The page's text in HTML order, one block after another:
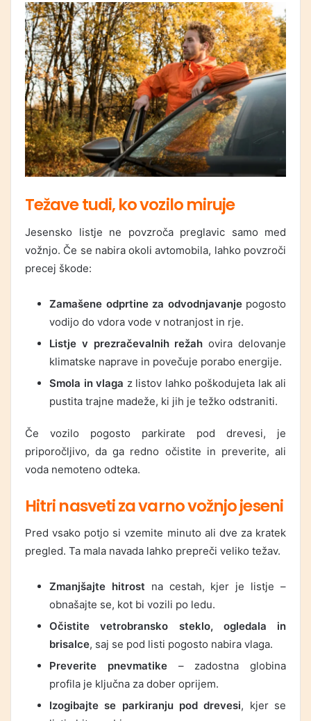
Težave tudi, ko vozilo miruje
Jesensko listje ne povzroča preglavic samo med
vožnjo. Če se nabira okoli avtomobila, lahko povzroči
precej škode:
Zamašene odprtine za odvodnjavanjepogosto
vodijo do vdora vode v notranjost in rje.
Listje v prezračevalnih režah ovira delovanje
klimatske naprave in povečuje porabo energije.
Smola in vlaga z listov lahko poškodujeta lak ali
pustita trajne madeže, ki jih je težko odstraniti.
Če vozilo pogosto parkirate pod drevesi, je
priporočljivo, da ga redno očistite in preverite, ali
voda nemoteno odteka.
Hitri nasveti za varno vožnjo jeseni
Pred vsako potjo si vzemite minuto ali dve za kratek
pregled. Ta mala navada lahko prepreči veliko težav.
Zmanjšajte hitrostna cestah, kjer je listje –
obnašajte se, kot bi vozili po ledu.
Očistite vetrobransko steklo, ogledala in
brisalce, saj se pod listi pogosto nabira vlaga.
Preverite pnevmatike– zadostna globina
profila je ključna za dober oprijem.
Izogibajte se parkiranju pod drevesi, kjer se